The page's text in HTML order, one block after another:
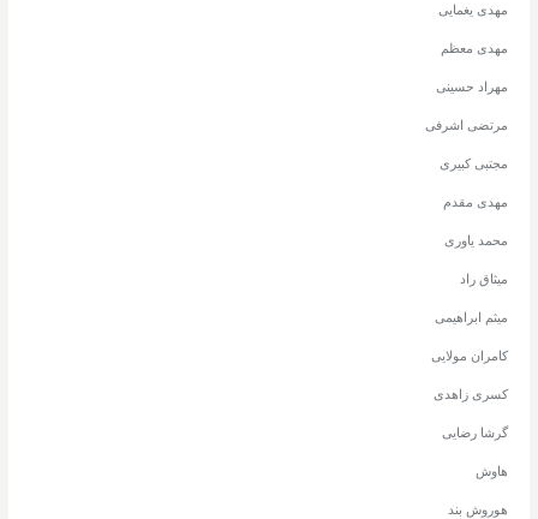
مهدی یغمایی
مهدی معظم
مهراد حسینی
مرتضی اشرفی
مجتبی کبیری
مهدی مقدم
محمد یاوری
میثاق راد
میثم ابراهیمی
کامران مولایی
کسری زاهدی
گرشا رضایی
هاوش
هوروش بند